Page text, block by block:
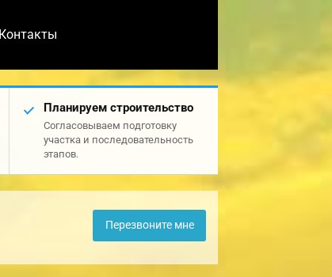
Контакты
Планируем строительство
Согласовываем подготовку
участка и последовательность
этапов.
Перезвоните мне